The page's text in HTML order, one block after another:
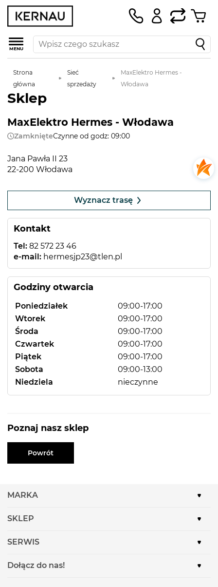
MENU
Strona
główna
Sieć
sprzedaży
MaxElektro Hermes -
Włodawa
Sklep
MaxElektro Hermes - Włodawa
ZamknięteCzynne od godz: 09:00
Jana Pawła II 23
22-200 Włodawa
Kontakt
Tel: 82 572 23 46
e-mail: hermesjp23@tlen.pl
Godziny otwarcia
Poniedziałek
09:00-17:00
Wtorek
09:00-17:00
Środa
09:00-17:00
Czwartek
09:00-17:00
Piątek
09:00-17:00
Sobota
09:00-13:00
Niedziela
nieczynne
−
contributors
Wyznacz trasę
Poznaj nasz sklep
Powrót
MARKA
SKLEP
SERWIS
Dołącz do nas!